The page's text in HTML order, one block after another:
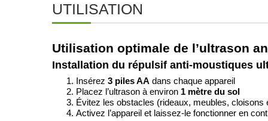
UTILISATION
Utilisation optimale de l’ultrason
Installation du répulsif anti-moustiques
Insérez 3 piles AA dans chaque appareil
Placez l’ultrason à environ 1 mètre du sol
Évitez les obstacles (rideaux, meubles, cloisons
Activez l’appareil et laissez-le fonctionner en